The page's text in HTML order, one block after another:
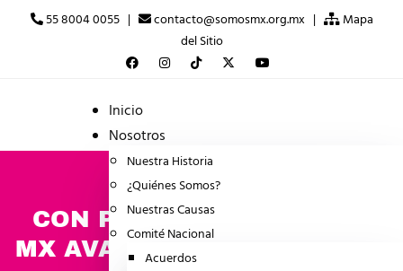
55 8004 0055 | contacto@somosmx.org.mx |
Mapa
del Sitio
Inicio
Nosotros
Nuestra Historia
¿Quiénes Somos?
Nuestras Causas
Comité Nacional
Acuerdos
CON PASO FIRME, SOMOS
MX AVANZA RUMBO AL 2027